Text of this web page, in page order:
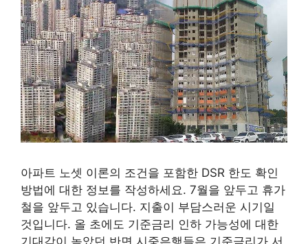
아파트 노셋 이론의 조건을 포함한 DSR 한도 확인
방법에 대한 정보를 작성하세요. 7월을 앞두고 휴가
철을 앞두고 있습니다. 지출이 부담스러운 시기일
것입니다. 올 초에도 기준금리 인하 가능성에 대한